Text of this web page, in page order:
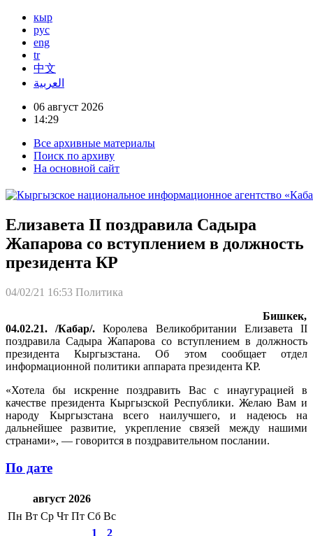
кыр
рус
eng
tr
中文
العربية
06 август 2026
14:29
Все архивные материалы
Поиск по архиву
На основной сайт
Елизавета II поздравила Садыра
Жапарова со вступлением в должность
президента КР
04/02/21 16:53 Политика
Бишкек,
04.02.21. /Кабар/.Королева Великобритании Елизавета II
поздравила Садыра Жапарова со вступлением в должность
президента Кыргызстана. Об этом сообщает отдел
информационной политики аппарата президента КР.
«Хотела бы искренне поздравить Вас с инаугурацией в
качестве президента Кыргызской Республики. Желаю Вам и
народу Кыргызстана всего наилучшего, и надеюсь на
дальнейшее развитие, укрепление связей между нашими
странами», — говорится в поздравительном послании.
По дате
август 2026
Пн Вт Ср Чт Пт Сб Вс
1
2